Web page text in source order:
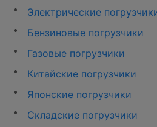
Электрические
Бензиновые погрузчики
Газовые погрузчики
Китайские погрузчики
Японские погрузчики
Складские погрузчики